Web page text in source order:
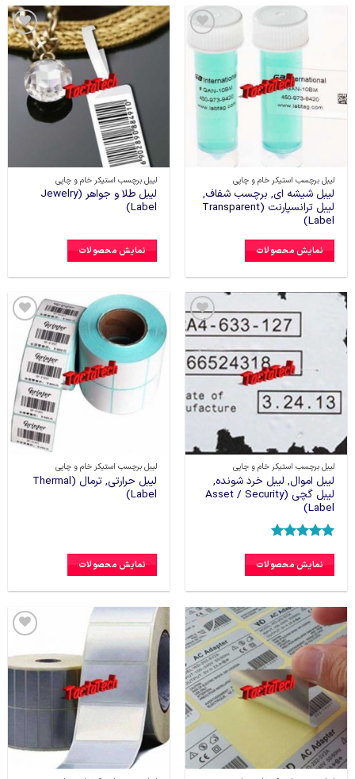
افزودن
علاقه
مندی
ها
لیبل برچسب استیکر خام و چاپی
لیبل شیشه ای, برچسب شفاف,
لیبل ترانسپارنت (Transparent
Label)
نمایش محصولات
افزودن
به
علاقه
مندی
ها
لیبل برچسب استیکر خام و چاپی
لیبل طلا و جواهر (Jewelry
Label)
نمایش محصولات
افزودن
به
علاقه
مندی
ها
لیبل برچسب استیکر خام و چاپی
لیبل اموال, لیبل خرد شونده,
لیبل گچی (Asset / Security
Label)
5 نمایش محصولات
افزودن
به
علاقه
مندی
ها
لیبل برچسب استیکر خام و چاپی
لیبل حرارتی, ترمال (Thermal
Label)
نمایش محصولات
افزودن
به
علاقه
مندی
ها
به
علاقه